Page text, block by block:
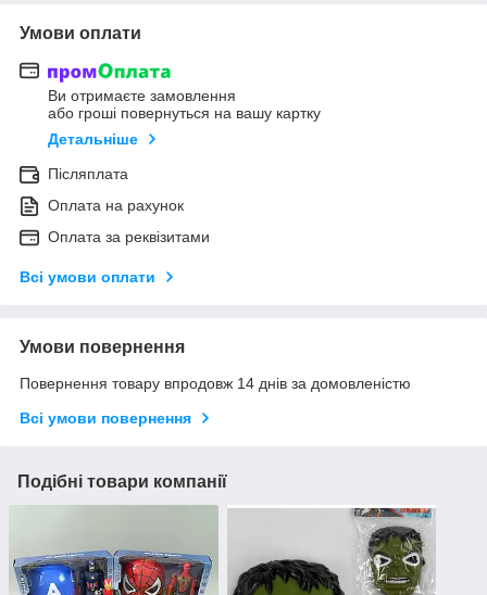
Умови оплати
Ви отримаєте замовлення
або гроші повернуться на вашу картку
Детальніше
Післяплата
Оплата на рахунок
Оплата за реквізитами
Всі умови оплати
Умови повернення
Повернення товару впродовж 14 днів за домовленістю
Всі умови повернення
Подібні товари компанії